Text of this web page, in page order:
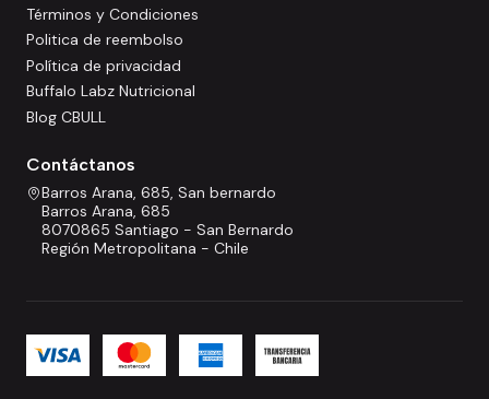
Términos y Condiciones
Politica de reembolso
Política de privacidad
Buffalo Labz Nutricional
Blog CBULL
Contáctanos
Barros Arana, 685, San bernardo
Barros Arana, 685
8070865 Santiago - San Bernardo
Región Metropolitana - Chile